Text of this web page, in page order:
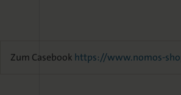
Zum Casebook https://www.nomos-